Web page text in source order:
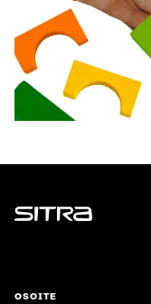
Sitra
OSOITE